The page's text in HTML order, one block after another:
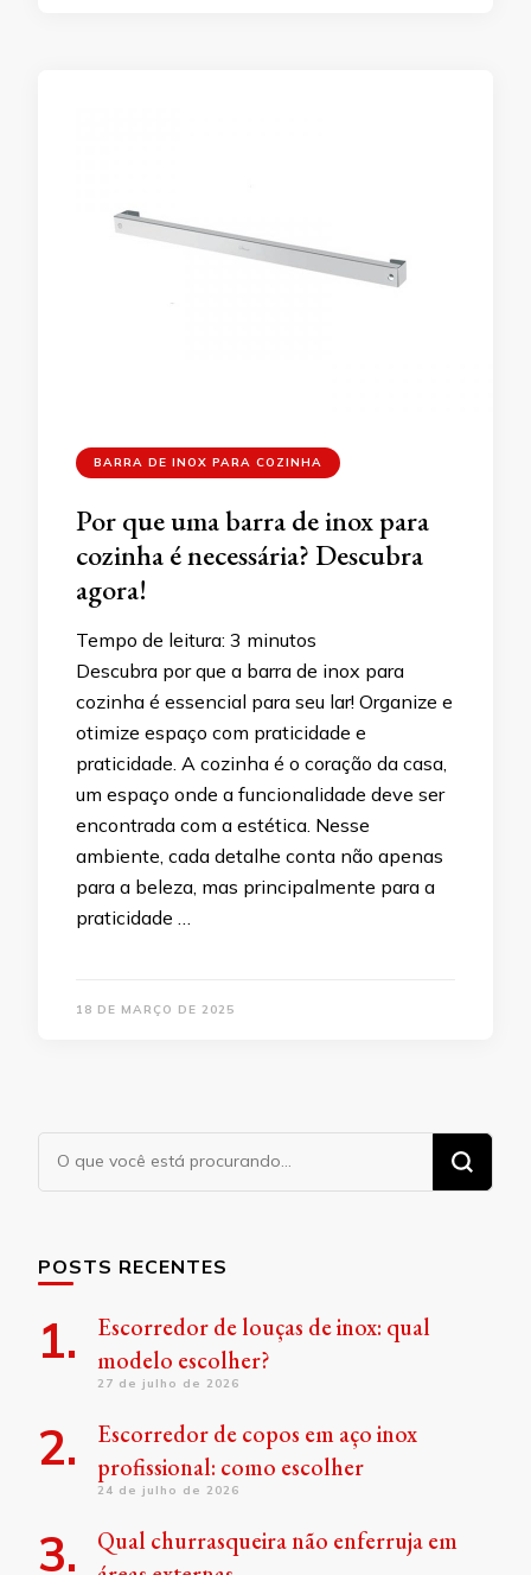
BARRA DE INOX PARA COZINHA
Por que uma barra de inox para
cozinha é necessária? Descubra
agora!
Tempo de leitura: 3 minutos
Descubra por que a barra de inox para
cozinha é essencial para seu lar! Organize e
otimize espaço com praticidade e
praticidade. A cozinha é o coração da casa,
um espaço onde a funcionalidade deve ser
encontrada com a estética. Nesse
ambiente, cada detalhe conta não apenas
para a beleza, mas principalmente para a
praticidade …
18 DE MARÇO DE 2025
Procurando
algo?
POSTS RECENTES
Escorredor de louças de inox: qual
modelo escolher?
27 de julho de 2026
Escorredor de copos em aço inox
profissional: como escolher
24 de julho de 2026
Qual churrasqueira não enferruja em